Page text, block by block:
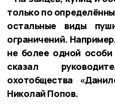
только по
остальные виды
ограничений.
не более одной
сказал
охотобщества
Николай Попов.